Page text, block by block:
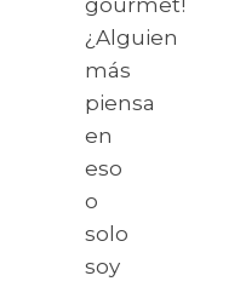
¿Alguien
más
piensa
en
eso
o
solo
soy